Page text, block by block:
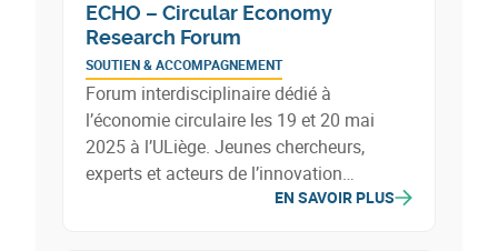
ECHO – Circular Economy
Research Forum
SOUTIEN & ACCOMPAGNEMENT
Forum interdisciplinaire dédié à
l’économie circulaire les 19 et 20 mai
2025 à l’ULiège. Jeunes chercheurs,
experts et acteurs de l’innovation
exploreront ensemble les grands enjeux
EN SAVOIR PLUS